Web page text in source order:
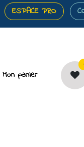
ESPACE PRO
Mon panier